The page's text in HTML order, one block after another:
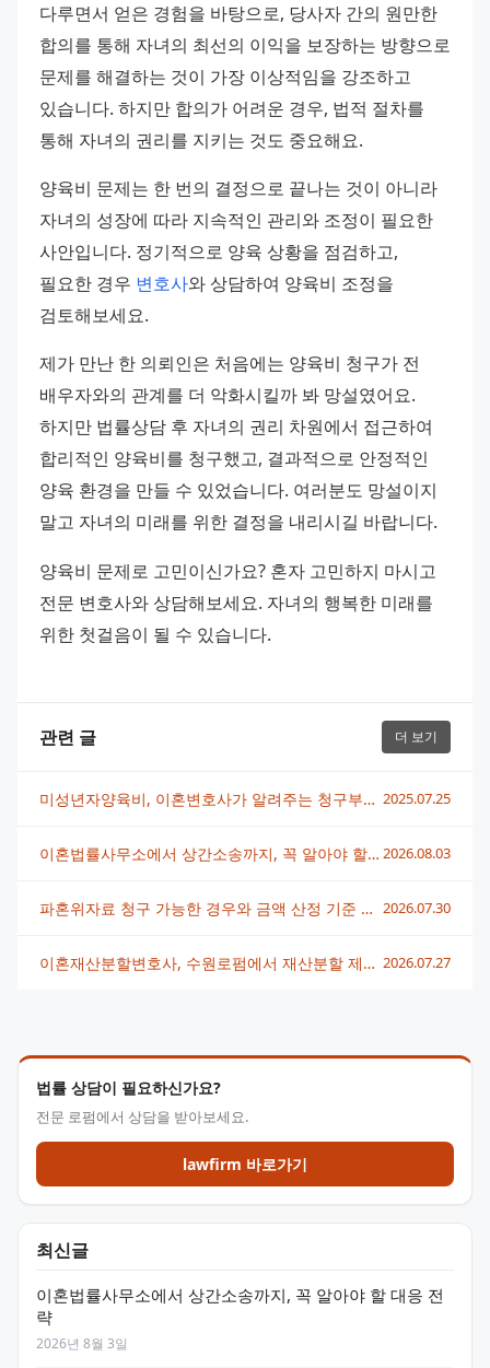
법률 상담이 필요하신가요?
전문 로펌에서 상담을 받아보세요.
lawfirm 바로가기
최신글
이혼법률사무소에서 상간소송까지, 꼭 알아야 할 대응 전
략
2026년 8월 3일
다루면서 얻은 경험을 바탕으로, 당사자 간의 원만한
합의를 통해 자녀의 최선의 이익을 보장하는 방향으로
문제를 해결하는 것이 가장 이상적임을 강조하고
있습니다. 하지만 합의가 어려운 경우, 법적 절차를
통해 자녀의 권리를 지키는 것도 중요해요.
양육비 문제는 한 번의 결정으로 끝나는 것이 아니라
자녀의 성장에 따라 지속적인 관리와 조정이 필요한
사안입니다. 정기적으로 양육 상황을 점검하고,
필요한 경우 변호사와 상담하여 양육비 조정을
검토해보세요.
제가 만난 한 의뢰인은 처음에는 양육비 청구가 전
배우자와의 관계를 더 악화시킬까 봐 망설였어요.
하지만 법률상담 후 자녀의 권리 차원에서 접근하여
합리적인 양육비를 청구했고, 결과적으로 안정적인
양육 환경을 만들 수 있었습니다. 여러분도 망설이지
말고 자녀의 미래를 위한 결정을 내리시길 바랍니다.
양육비 문제로 고민이신가요? 혼자 고민하지 마시고
전문 변호사와 상담해보세요. 자녀의 행복한 미래를
위한 첫걸음이 될 수 있습니다.
관련 글 더 보기
미성년자양육비, 이혼변호사가 알려주는 청구부터 증액까지 완벽 가이드 2025.07.25
이혼법률사무소에서 상간소송까지, 꼭 알아야 할 대응 전략 2026.08.03
파혼위자료 청구 가능한 경우와 금액 산정 기준 총정리 2026.07.30
이혼재산분할변호사, 수원로펌에서 재산분할 제대로 받는 법 2026.07.27